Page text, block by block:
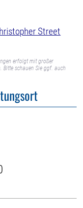
Street
erfolgt mit großer
Bitte schauen Sie ggf. auch